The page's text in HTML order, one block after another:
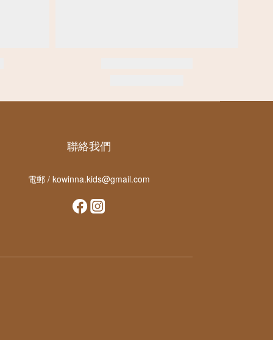
聯絡我們
電郵 / kowinna.kids@gmail.com